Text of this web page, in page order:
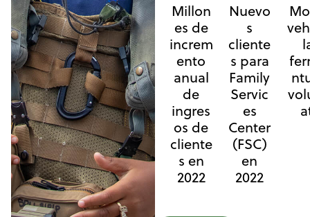
Millon
es de
increm
ento
anual
de
ingres
os de
cliente
s en
2022
Nuevo
s
cliente
s para
Family
Servic
es
Center
(FSC)
en
2022